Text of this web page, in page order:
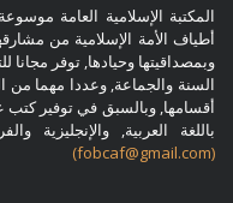
المكتبة الإسلامية العامة
أطياف الأمة الإسلامية من
وبمصداقيتها وحيادها, توفر
السنة والجماعة, وعددا مهما من
أقسامها, وبالسبق في توفير كتب
باللغة العربية, والإنجليزية
(fobcaf@gmail.com)